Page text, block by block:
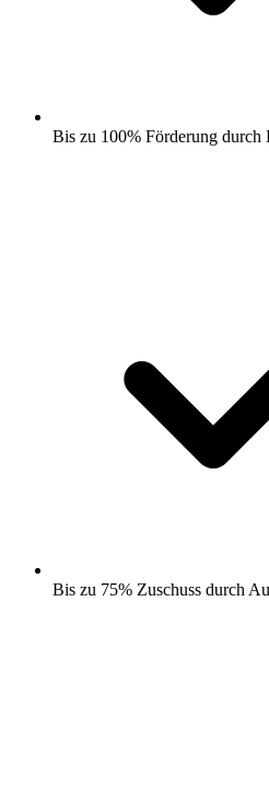
Bis zu 100% Förderung durch
Bis zu 75% Zuschuss durch